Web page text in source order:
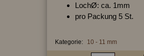
LochØ: ca. 1mm
pro Packung 5 St.
Kategorie: 10 - 11 mm